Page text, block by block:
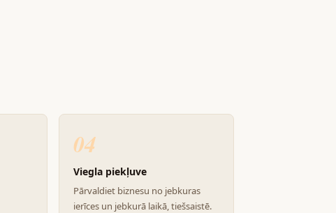
04
Viegla piekļuve
Pārvaldiet biznesu no jebkuras
ierīces un jebkurā laikā, tiešsaistē.